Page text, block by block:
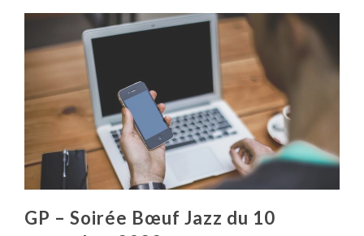
GP – Soirée Bœuf Jazz du 10